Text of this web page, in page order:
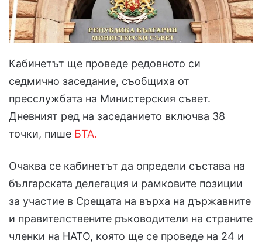
Кабинетът ще проведе редовното си
седмично заседание, съобщиха от
пресслужбата на Министерския съвет.
Дневният ред на заседанието включва 38
точки, пише БТА.
Очаква се кабинетът да определи състава на
българската делегация и рамковите позиции
за участие в Срещата на върха на държавните
и правителствените ръководители на страните
членки на НАТО, която ще се проведе на 24 и